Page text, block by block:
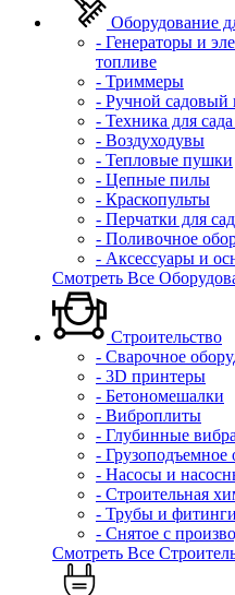
Оборудование
- Генераторы и
топливе
- Триммеры
- Ручной садовый
- Техника для
- Воздуходувы
- Тепловые пушки
- Цепные пилы
- Краскопульты
- Перчатки для
- Поливочное
- Аксессуары и
Смотреть Все
Строительство
- Сварочное
- 3D принтеры
- Бетономешалки
- Виброплиты
- Глубинные
- Грузоподъемное
- Насосы и
- Строительная
- Трубы и фитинги
- Снятое с
Смотреть Все